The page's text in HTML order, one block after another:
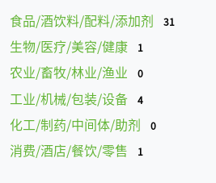
食品/酒饮料/配料/添加剂 31
生物/医疗/美容/健康 1
农业/畜牧/林业/渔业 0
工业/机械/包装/设备 4
化工/制药/中间体/助剂 0
消费/酒店/餐饮/零售 1